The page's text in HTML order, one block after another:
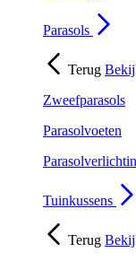
Parasols
Terug
Zweefparasols
Parasolvoeten
Tuinkussens
Terug